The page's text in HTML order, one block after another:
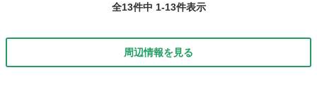
全13件中 1-13件表示
周辺情報を見る